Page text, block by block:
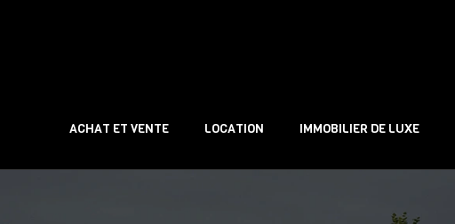
ACHAT ET VENTE LOCATION IMMOBILIER DE LUXE